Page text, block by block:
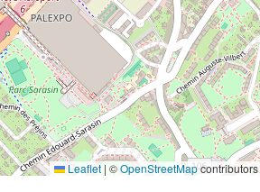
Leaflet | ©OpenStreetMapcontributors